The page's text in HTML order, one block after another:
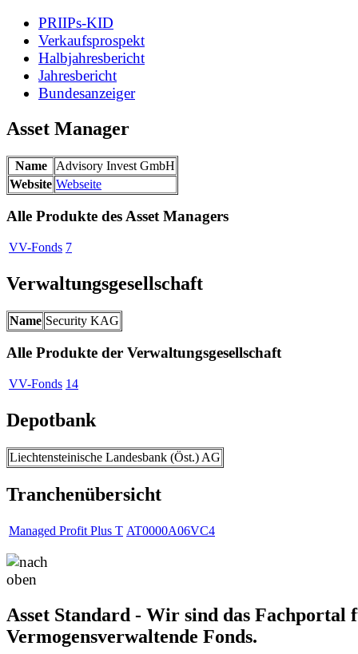
PRIIPs-KID
Verkaufsprospekt
Halbjahresbericht
Jahresbericht
Bundesanzeiger
Asset Manager
Name
Advisory Invest GmbH
Website Webseite
Alle Produkte des Asset Managers
VV-Fonds 7
Verwaltungsgesellschaft
Name Security KAG
Alle Produkte der Verwaltungsgesellschaft
VV-Fonds 14
Depotbank
Liechtensteinische Landesbank (Öst.) AG
Tranchenübersicht
Managed Profit Plus T AT0000A06VC4
Asset Standard - Wir sind das Fachportal
Vermogensverwaltende Fonds.